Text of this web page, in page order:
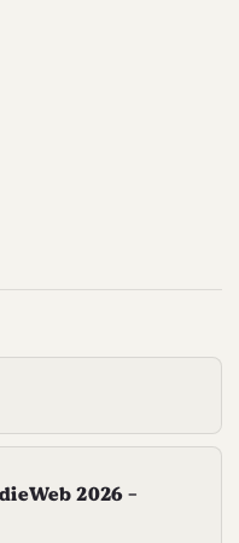
2026 -